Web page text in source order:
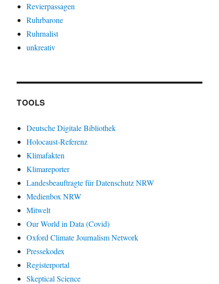
Revierpassagen
Ruhrbarone
Ruhrnalist
unkreativ
TOOLS
Deutsche Digitale Bibliothek
Holocaust-Referenz
Klimafakten
Klimareporter
Landesbeauftragte für Datenschutz NRW
Medienbox NRW
Mitwelt
Our World in Data (Covid)
Oxford Climate Journalism Network
Pressekodex
Registerportal
Skeptical Science